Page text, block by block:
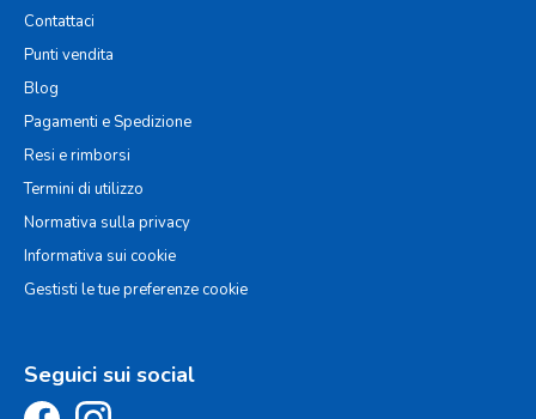
Contattaci
Punti vendita
Blog
Pagamenti e Spedizione
Resi e rimborsi
Termini di utilizzo
Normativa sulla privacy
Informativa sui cookie
Gestisti le tue preferenze cookie
Seguici sui social